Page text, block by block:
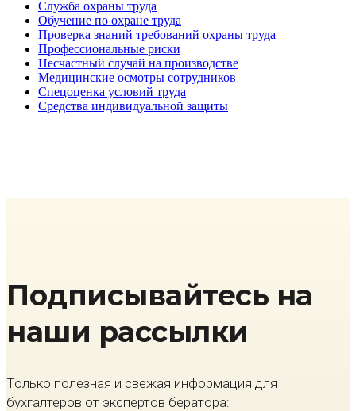
Служба охраны труда
Обучение по охране труда
Проверка знаний требований охраны труда
Профессиональные риски
Несчастный случай на производстве
Медицинские осмотры сотрудников
Спецоценка условий труда
Средства индивидуальной защиты
Подписывайтесь на
наши рассылки
Только полезная и свежая информация для
бухгалтеров от экспертов бератора: